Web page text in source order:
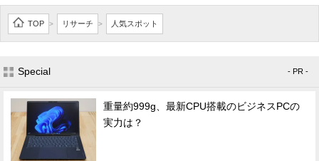
TOP > リサーチ > 人気スポット
Special - PR -
重量約999g、最新CPU搭載のビジネスPCの
実力は？